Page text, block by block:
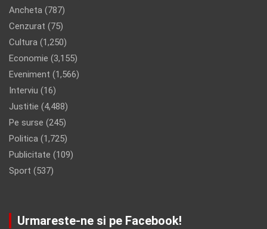
Ancheta (787)
Cenzurat (75)
Cultura (1,250)
Economie (3,155)
Eveniment (1,566)
Interviu (16)
Justitie (4,488)
Pe surse (245)
Politica (1,725)
Publicitate (109)
Sport (537)
Urmareste-ne si pe Facebook!